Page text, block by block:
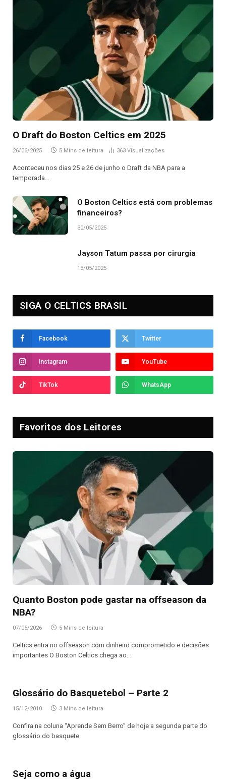
O Draft do Boston Celtics em 2025
26/06/2025 5 Mins de leitura 363 Visualizações
Aconteceu nos dias 25 e 26 de junho o Draft da NBA para a
temporada…
O Boston Celtics está com problemas
financeiros?
30/05/2025
Jayson Tatum passa por cirurgia
13/05/2025
SIGA O CELTICS BRASIL
Facebook Twitter
Instagram YouTube
TikTok WhatsApp
Favoritos dos Leitores
Quanto Boston pode gastar na offseason da
NBA?
07/05/2026 5 Mins de leitura
Celtics entra no offseason com dinheiro comprometido e decisões
importantes O Boston Celtics chega ao…
Glossário do Basquetebol – Parte 2
15/12/2010 3 Mins de leitura
Confira na coluna “Aprende Sem Berro” de hoje a segunda parte do
glossário do basquete.
Seja como a água